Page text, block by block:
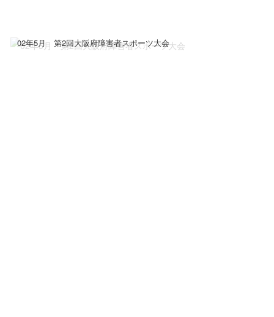
02年5月 第2回大阪府障害者スポーツ大会